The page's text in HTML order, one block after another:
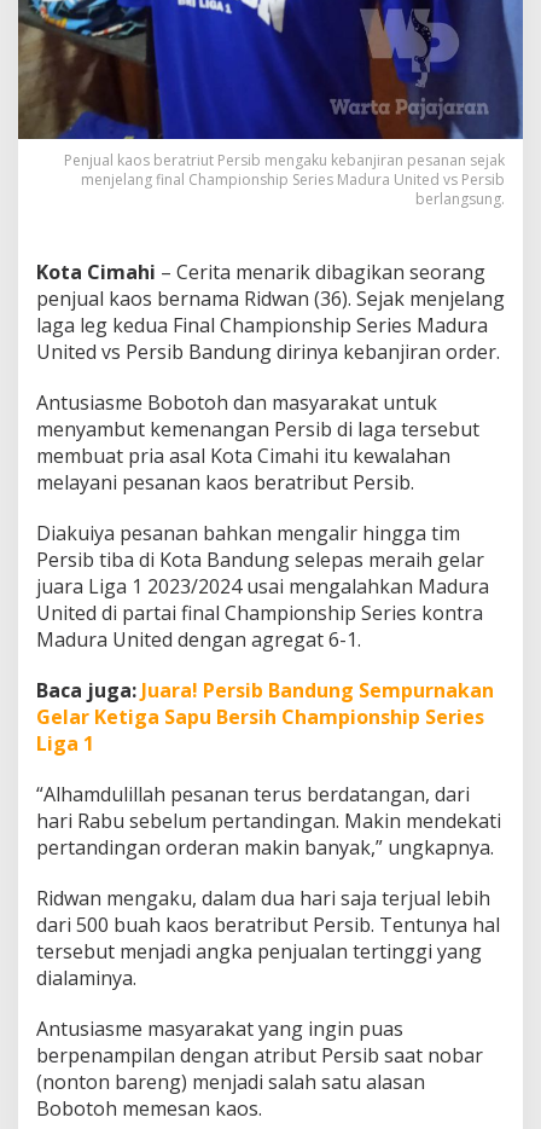
i
e
d
a
g
K
a
o
s
a
r
i
s
M
n
i
s
Penjual kaos beratriut Persib mengaku kebanjiran pesanan sejak
menjelang final Championship Series Madura United vs Persib
berlangsung.
Kota Cimahi – Cerita menarik dibagikan seorang
penjual kaos bernama Ridwan (36). Sejak menjelang
laga leg kedua Final Championship Series Madura
United vs Persib Bandung dirinya kebanjiran order.
Antusiasme Bobotoh dan masyarakat untuk
menyambut kemenangan Persib di laga tersebut
membuat pria asal Kota Cimahi itu kewalahan
melayani pesanan kaos beratribut Persib.
Diakuiya pesanan bahkan mengalir hingga tim
Persib tiba di Kota Bandung selepas meraih gelar
juara Liga 1 2023/2024 usai mengalahkan Madura
United di partai final Championship Series kontra
Madura United dengan agregat 6-1.
Baca juga: Juara! Persib Bandung Sempurnakan
Gelar Ketiga Sapu Bersih Championship Series
Liga 1
“Alhamdulillah pesanan terus berdatangan, dari
hari Rabu sebelum pertandingan. Makin mendekati
pertandingan orderan makin banyak,” ungkapnya.
Ridwan mengaku, dalam dua hari saja terjual lebih
dari 500 buah kaos beratribut Persib. Tentunya hal
tersebut menjadi angka penjualan tertinggi yang
dialaminya.
Antusiasme masyarakat yang ingin puas
berpenampilan dengan atribut Persib saat nobar
(nonton bareng) menjadi salah satu alasan
Bobotoh memesan kaos.